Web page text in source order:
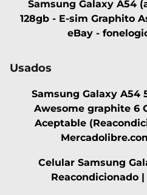
Samsung Galaxy A54
128gb - E-sim Graphito
eBay -
Usados
Samsung Galaxy A54
Awesome graphite 6
Aceptable
Celular Samsung
Reacondicionado |